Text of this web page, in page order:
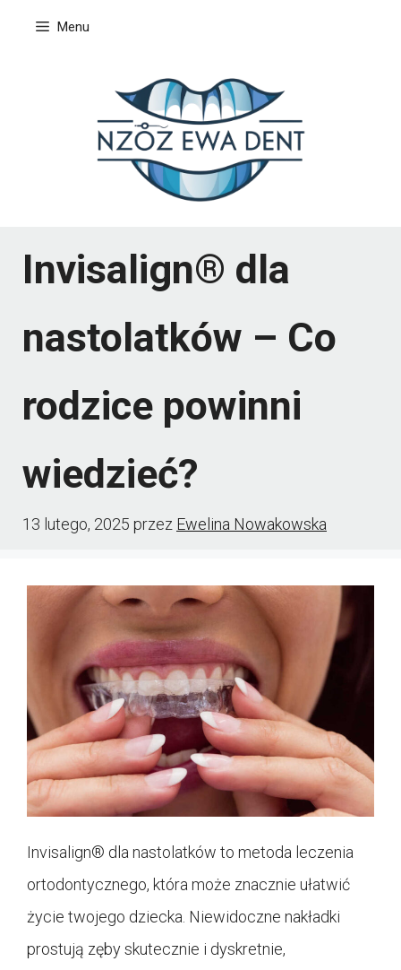
Menu
Invisalign® dla
nastolatków – Co
rodzice powinni
wiedzieć?
13 lutego, 2025 przez Ewelina Nowakowska
Invisalign® dla nastolatków to metoda leczenia
ortodontycznego, która może znacznie ułatwić
życie twojego dziecka. Niewidoczne nakładki
prostują zęby skutecznie i dyskretnie,